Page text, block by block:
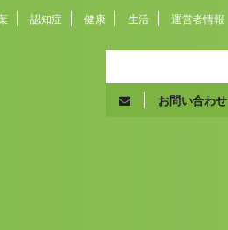
認知症 健康 生活 運営者情報
お問い合わせ